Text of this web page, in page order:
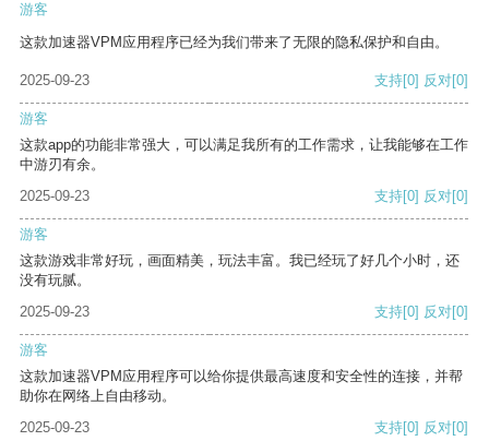
游客
这款加速器VPM应用程序已经为我们带来了无限的隐私保护和自由。
2025-09-23 支持[0] 反对[0]
游客
这款app的功能非常强大，可以满足我所有的工作需求，让我能够在工作
中游刃有余。
2025-09-23
支持[0] 反对[0]
游客
这款游戏非常好玩，画面精美，玩法丰富。我已经玩了好几个小时，还
没有玩腻。
2025-09-23
支持[0] 反对[0]
游客
这款加速器VPM应用程序可以给你提供最高速度和安全性的连接，并帮
助你在网络上自由移动。
2025-09-23
支持[0] 反对[0]